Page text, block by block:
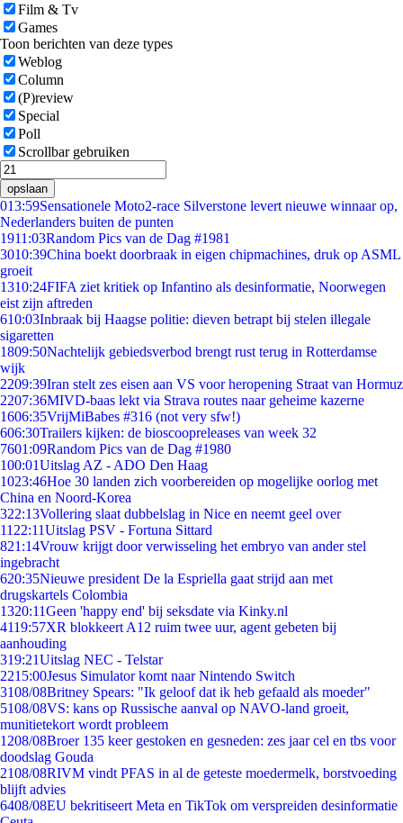
Film & Tv
Games
Toon berichten van deze types
Weblog
Column
(P)review
Special
Poll
Scrollbar gebruiken
opslaan
013:59Sensationele Moto2-race Silverstone levert nieuwe winnaar op,
Nederlanders buiten de punten
1911:03Random Pics van de Dag #1981
3010:39China boekt doorbraak in eigen chipmachines, druk op ASML
groeit
1310:24FIFA ziet kritiek op Infantino als desinformatie, Noorwegen
eist zijn aftreden
610:03Inbraak bij Haagse politie: dieven betrapt bij stelen illegale
sigaretten
1809:50Nachtelijk gebiedsverbod brengt rust terug in Rotterdamse
wijk
2209:39Iran stelt zes eisen aan VS voor heropening Straat van Hormuz
2207:36MIVD-baas lekt via Strava routes naar geheime kazerne
1606:35VrijMiBabes #316 (not very sfw!)
606:30Trailers kijken: de bioscoopreleases van week 32
7601:09Random Pics van de Dag #1980
100:01Uitslag AZ - ADO Den Haag
1023:46Hoe 30 landen zich voorbereiden op mogelijke oorlog met
China en Noord-Korea
322:13Vollering slaat dubbelslag in Nice en neemt geel over
11 22:11Uitslag PSV - Fortuna Sittard
821:14Vrouw krijgt door verwisseling het embryo van ander stel
ingebracht
620:35Nieuwe president De la Espriella gaat strijd aan met
drugskartels Colombia
1320:11Geen 'happy end' bij seksdate via Kinky.nl
4119:57XR blokkeert A12 ruim twee uur, agent gebeten bij
aanhouding
319:21Uitslag NEC - Telstar
2215:00Jesus Simulator komt naar Nintendo Switch
3108/08Britney Spears: "Ik geloof dat ik heb gefaald als moeder"
5108/08VS: kans op Russische aanval op NAVO-land groeit,
munitietekort wordt probleem
1208/08Broer 135 keer gestoken en gesneden: zes jaar cel en tbs voor
doodslag Gouda
2108/08RIVM vindt PFAS in al de geteste moedermelk, borstvoeding
blijft advies
6408/08EU bekritiseert Meta en TikTok om verspreiden desinformatie